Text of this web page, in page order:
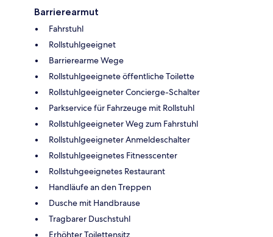
Barrierearmut
Fahrstuhl
Rollstuhlgeeignet
Barrierearme Wege
Rollstuhlgeeignete öffentliche Toilette
Rollstuhlgeeigneter Concierge-Schalter
Parkservice für Fahrzeuge mit Rollstuhl
Rollstuhlgeeigneter Weg zum Fahrstuhl
Rollstuhlgeeigneter Anmeldeschalter
Rollstuhlgeeignetes Fitnesscenter
Rollstuhgeeignetes Restaurant
Handläufe an den Treppen
Dusche mit Handbrause
Tragbarer Duschstuhl
Erhöhter Toilettensitz